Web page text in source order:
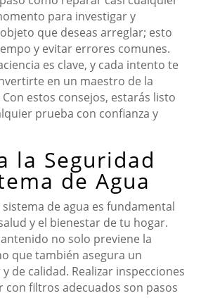
para investigar y
que deseas arreglar; esto
y evitar errores comunes.
es clave, y cada intento te
en un maestro de la
estos consejos, estarás listo
prueba con confianza y
la Seguridad
de Agua
de agua es fundamental
y el bienestar de tu hogar.
no solo previene la
que también asegura un
de calidad. Realizar inspecciones
con filtros adecuados son pasos